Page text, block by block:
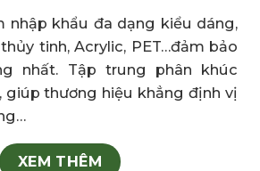
nhập khẩu đa dạng kiểu dáng,
thủy tinh,Acrylic, PET…đảm bảo
nhất. Tập trung phân khúc
giúpthương hiệu khẳngđịnh vị
XEM THÊM